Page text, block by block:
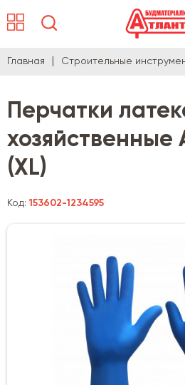
Главная Строительные
Перчатки
хозяйственные
(XL)
Код:153602-1234595